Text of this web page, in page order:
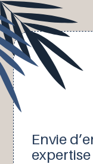
Envie
expertise